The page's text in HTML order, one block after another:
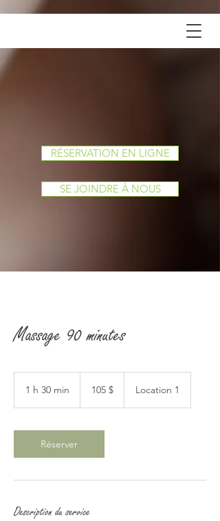
RÉSERVATION EN LIGNE
SE JOINDRE À NOUS
Massage 90 minutes
1 h 30 min
m
i
n
105 $ Location 1
Réserver
Description du service